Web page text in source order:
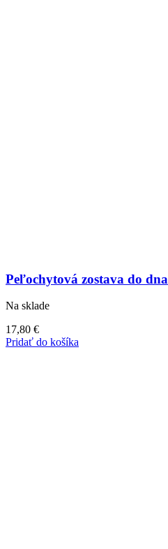
Peľochytová zostava do dna
Na sklade
17,80 €
Pridať do košíka